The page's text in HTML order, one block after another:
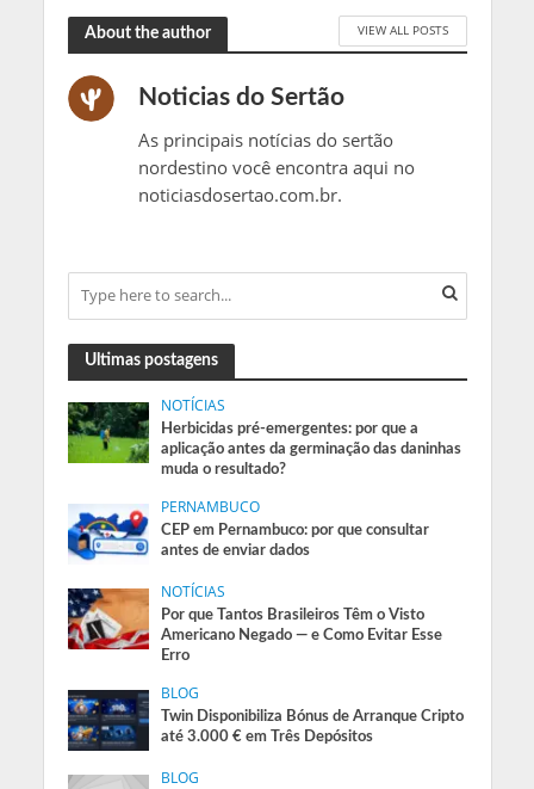
About the author VIEW ALL POSTS
Noticias do Sertão
As principais notícias do sertão
nordestino você encontra aqui no
noticiasdosertao.com.br.
Ultimas postagens
NOTÍCIAS
Herbicidas pré-emergentes: por que a
aplicação antes da germinação das daninhas
muda o resultado?
PERNAMBUCO
CEP em Pernambuco: por que consultar
antes de enviar dados
NOTÍCIAS
Por que Tantos Brasileiros Têm o Visto
Americano Negado — e Como Evitar Esse
Erro
BLOG
Twin Disponibiliza Bónus de Arranque Cripto
até 3.000 € em Três Depósitos
BLOG